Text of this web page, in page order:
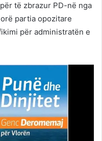
të zbrazur PD-në nga
partia opozitare
për administratën e